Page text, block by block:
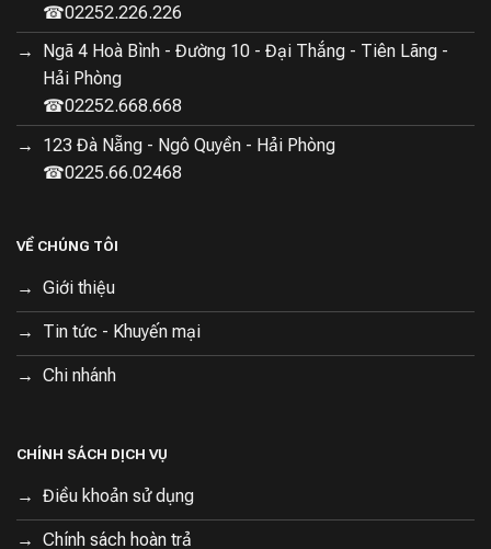
Tương tác thông minh
Một số những tính năng ưu việt mà Dreame trang bị cho
M12 để giúp việc sử dụng của người dùng trở nên đơn giản
+Màn hình LED
động, tình trạng lỗi (nếu có)
Chỉ dẫn giọng nói: Tính năng thông báo các điều kiện sử
hoàn toàn có thể tắt tính năng hướng dẫn giọng nói hoặc
tự như H12, M12 vẫn kế thừa khả năng tách các loại tóc rối,
lông động vật bị mắc kẹt vào cuộn lăn. Giảm thiếu tình trạng
hư hỏng hoặc khó vệ sinh thiết bị.
☎02252.226.226
Ngã 4 Hoà Bình - Đường 10 - Đại Thắng - Tiên Lãng -
Hải Phòng
☎02252.668.668
123 Đà Nẵng - Ngô Quyền - Hải Phòng
☎0225.66.02468
VỀ CHÚNG TÔI
Giới thiệu
Tin tức - Khuyến mại
Chi nhánh
CHÍNH SÁCH DỊCH VỤ
Điều khoản sử dụng
Chính sách hoàn trả